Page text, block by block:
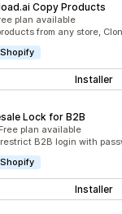
Copy Products
plan available
from any store,
Installer
Lock for B2B
Free plan available
B2B login with
Installer